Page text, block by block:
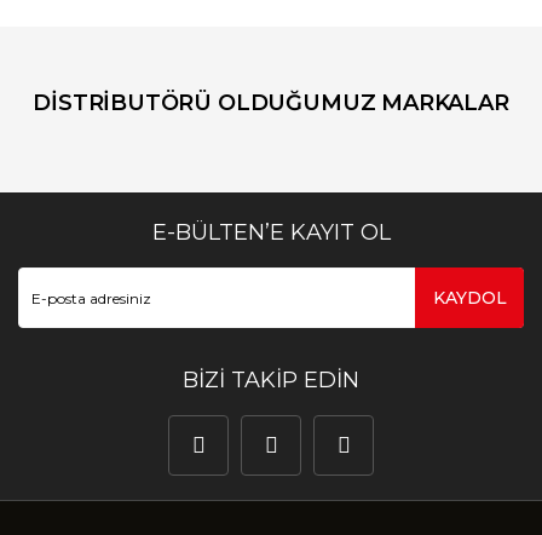
DİSTRİBUTÖRÜ OLDUĞUMUZ MARKALAR
E-BÜLTEN’E KAYIT OL
KAYDOL
BİZİ TAKİP EDİN